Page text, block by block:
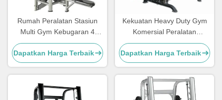
Rumah Peralatan Stasiun
Multi Gym Kebugaran 4
Stasiun Peralatan Multi Gym
Dapatkan Harga Terbaik
Kekuatan Heavy Duty Gym
Komersial Peralatan
Kebugaran Mesin Multi
Smith
Dapatkan Harga Terbaik